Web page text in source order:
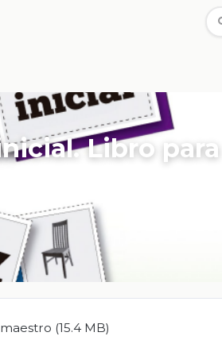
Libro para
(15.4 MB)